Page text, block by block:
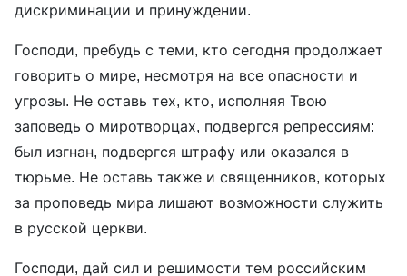
дискриминации и принуждении.
Господи, пребудь с теми, кто сегодня продолжает
говорить о мире, несмотря на все опасности и
угрозы. Не оставь тех, кто, исполняя Твою
заповедь о миротворцах, подвергся репрессиям:
был изгнан, подвергся штрафу или оказался в
тюрьме. Не оставь также и священников, которых
за проповедь мира лишают возможности служить
в русской церкви.
Господи, дай сил и решимости тем российским